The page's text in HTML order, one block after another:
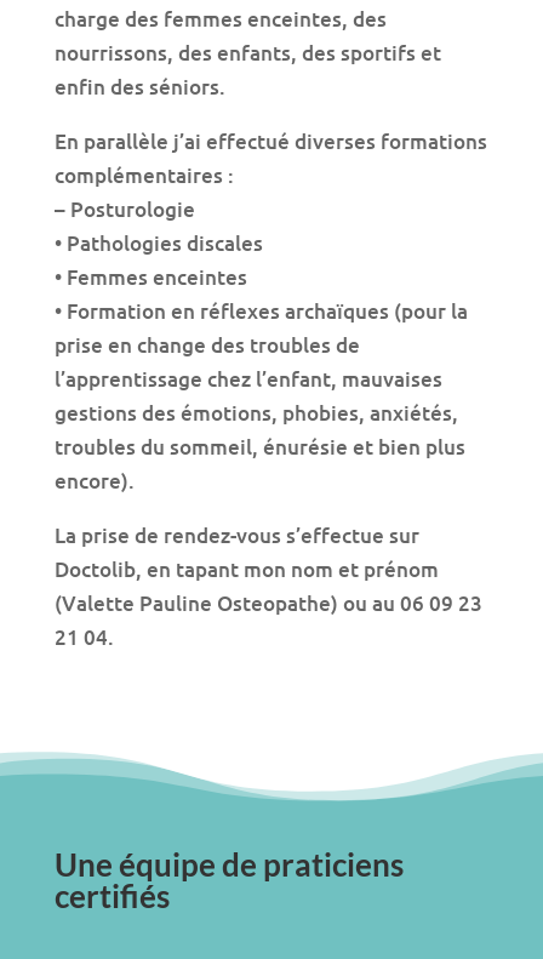
charge des femmes enceintes, des
nourrissons, des enfants, des sportifs et
enfin des séniors.
En parallèle j’ai effectué diverses formations
complémentaires :
– Posturologie
•⁠ ⁠Pathologies discales
•⁠ ⁠Femmes enceintes
•⁠ ⁠Formation en réflexes archaïques (pour la
prise en change des troubles de
l’apprentissage chez l’enfant, mauvaises
gestions des émotions, phobies, anxiétés,
troubles du sommeil, énurésie et bien plus
encore).
La prise de rendez-vous s’effectue sur
Doctolib, en tapant mon nom et prénom
(Valette Pauline Osteopathe) ou au 06 09 23
21 04.
Une équipe de praticiens
certifiés